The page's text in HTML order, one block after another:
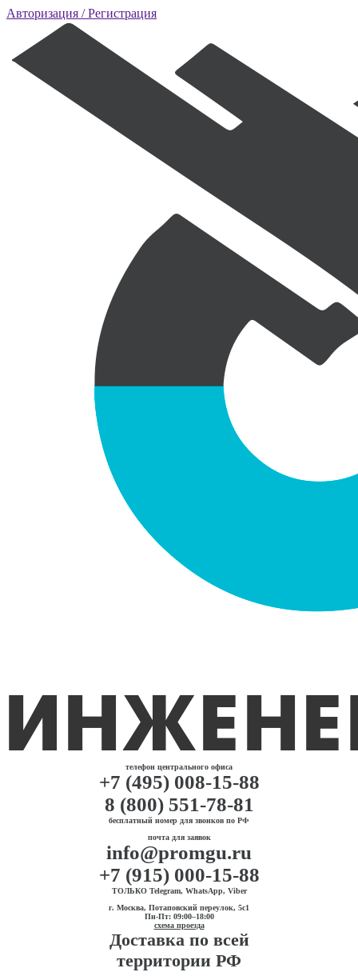
Авторизация / Регистрация
телефон центрального офиса
+7 (495) 008-15-88
8 (800) 551-78-81
бесплатный номер для звонков по РФ
почта для заявок
info@promgu.ru
+7 (915) 000-15-88
ТОЛЬКО Telegram, WhatsApp, Viber
г. Москва, Потаповский переулок, 5с1
Пн-Пт: 09:00–18:00
схема проезда
Доставка по всей
территории РФ